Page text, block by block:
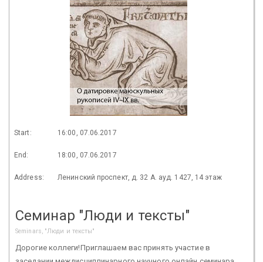
Start: 16:00, 07.06.2017
End: 18:00, 07.06.2017
Address: Ленинский проспект, д. 32 А. ауд. 1427, 14 этаж
Семинар "Люди и тексты"
Seminars, "Люди и тексты"
Дорогие коллеги!Приглашаем вас принять участие в